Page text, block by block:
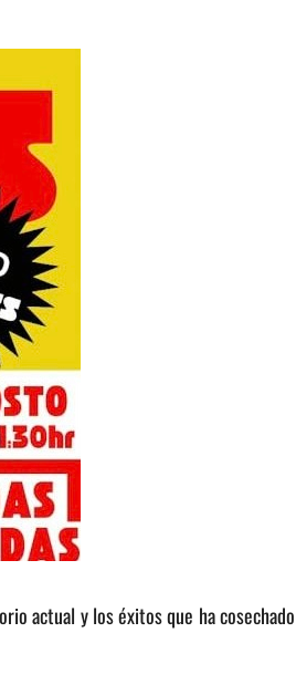
actual y los éxitos que ha cosechado